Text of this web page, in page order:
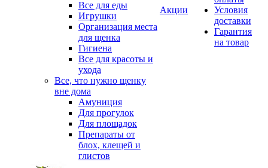
Все для еды
Игрушки
Организация места
для щенка
Гигиена
Все для красоты и
ухода
Все, что нужно щенку
вне дома
Амуниция
Для прогулок
Для площадок
Препараты от
блох, клещей и
глистов
Акции
Условия
доставки
Гарантия
на товар